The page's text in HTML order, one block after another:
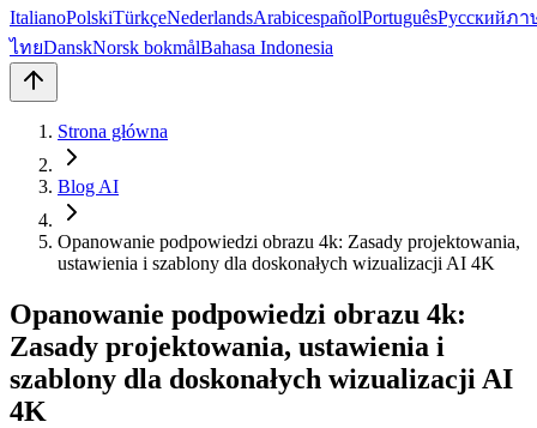
ItalianoPolskiTürkçeNederlandsArabicespañolPortuguêsРусскийภา
ไทยDanskNorsk bokmålBahasa Indonesia
Strona główna
Blog AI
Opanowanie podpowiedzi obrazu 4k: Zasady projektowania,
ustawienia i szablony dla doskonałych wizualizacji AI 4K
Opanowanie podpowiedzi obrazu 4k:
Zasady projektowania, ustawienia i
szablony dla doskonałych wizualizacji AI
4K